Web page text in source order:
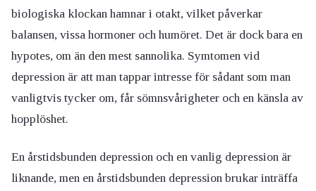
biologiska klockan hamnar i otakt, vilket påverkar
balansen, vissa hormoner och humöret. Det är dock bara en
hypotes, om än den mest sannolika. Symtomen vid
depression är att man tappar intresse för sådant som man
vanligtvis tycker om, får sömnsvårigheter och en känsla av
hopplöshet.
En årstidsbunden depression och en vanlig depression är
liknande, men en årstidsbunden depression brukar inträffa